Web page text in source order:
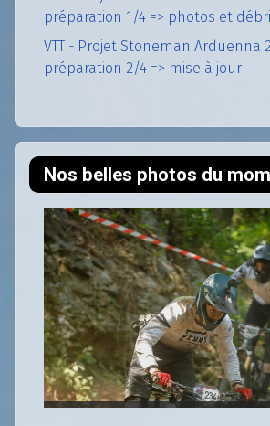
préparation 1/4 => photos et
VTT - Projet Stoneman Arduenna
préparation 2/4 => mise à jour
Nos belles photos du